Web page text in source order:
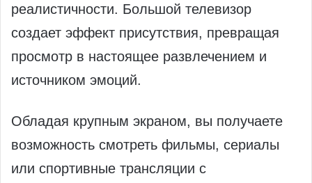
реалистичности. Большой телевизор
создает эффект присутствия, превращая
просмотр в настоящее развлечением и
источником эмоций.
Обладая крупным экраном, вы получаете
возможность смотреть фильмы, сериалы
или спортивные трансляции с